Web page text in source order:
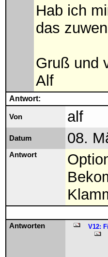
Hab ich
das
Gruß und
Alf
Antwort:
Von alf
Datum 08.
Antwort
Antworten V12: